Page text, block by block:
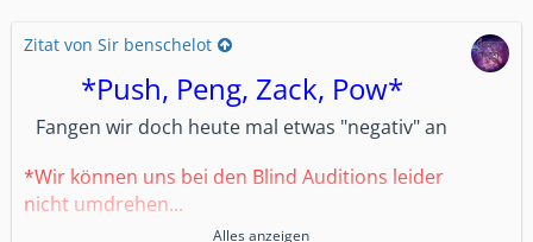
Zitat von Sir benschelot
*Push, Peng, Zack, Pow*
Fangen wir doch heute mal etwas "negativ" an
*Wir können uns bei den Blind Auditions leider
nicht umdrehen...
*Wir haben heute leider kein Foto für euch...
Alles anzeigen